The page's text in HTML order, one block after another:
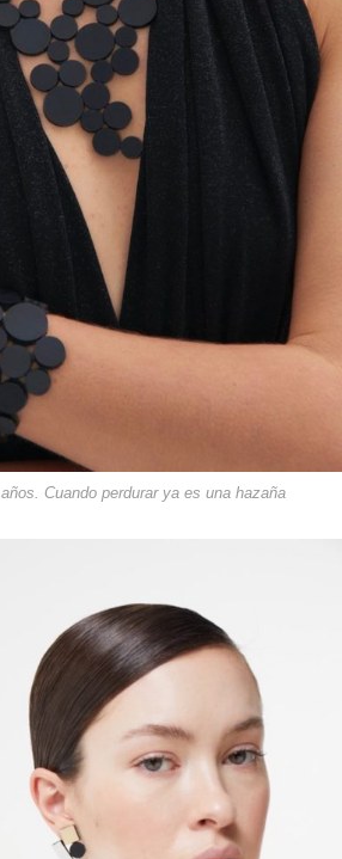
Cuando perdurar ya es una hazaña